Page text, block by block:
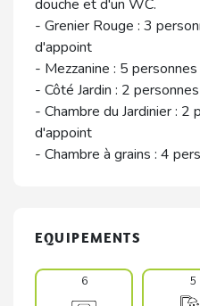
douche et d'un WC.
- Grenier Rouge : 3
d'appoint
- Mezzanine : 5
- Côté Jardin : 2
- Chambre du Jardinier :
d'appoint
- Chambre à grains : 4
EQUIPEMENTS
6 5